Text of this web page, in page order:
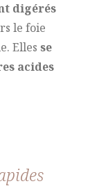
digérés
le foie
Elles se
acides